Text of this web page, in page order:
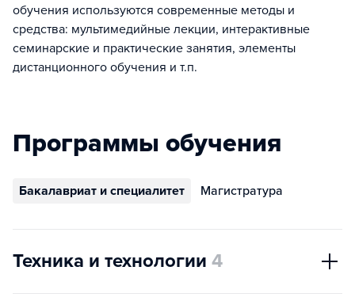
обучения используются современные методы и
средства: мультимедийные лекции, интерактивные
семинарские и практические занятия, элементы
дистанционного обучения и т.п.
Программы обучения
Бакалавриат и специалитет Магистратура
Техника и технологии 4